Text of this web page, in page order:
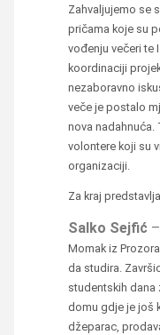
Zahvaljujemo se
pričama koje su
vođenju večeri te
koordinaciji
nezaboravno
veče je postalo
nova nadahnuća.
volontere koji su
organizaciji.
Za kraj
Salko Sejfić –
Momak iz
da studira.
studentskih dana
domu gdje je još
džeparac,